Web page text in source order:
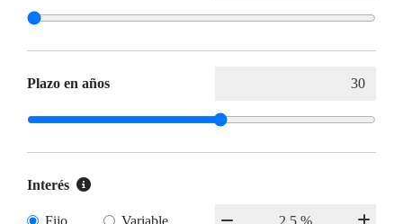
Plazo en años
Interés